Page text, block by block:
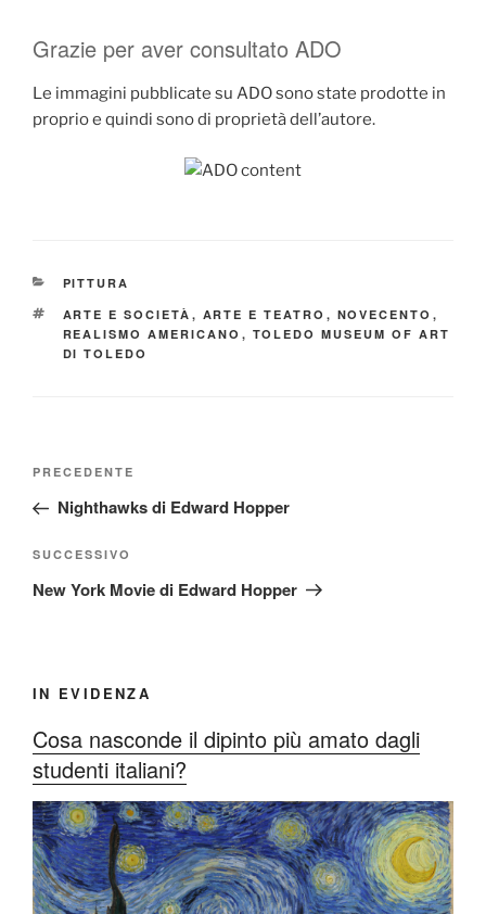
Grazie per aver consultato ADO
Le immagini pubblicate su ADO sono state prodotte in
proprio e quindi sono di proprietà dell’autore.
CATEGORIE
PITTURA
TAG
ARTE E SOCIETÀ , ARTE E TEATRO , NOVECENTO ,
REALISMO AMERICANO , TOLEDO MUSEUM OF ART
DI TOLEDO
Navigazione
Articolo
precedente:
PRECEDENTE
Nighthawks di Edward Hopper
Articolo
successivo
SUCCESSIVO
New York Movie di Edward Hopper
IN EVIDENZA
Cosa nasconde il dipinto più amato dagli
studenti italiani?